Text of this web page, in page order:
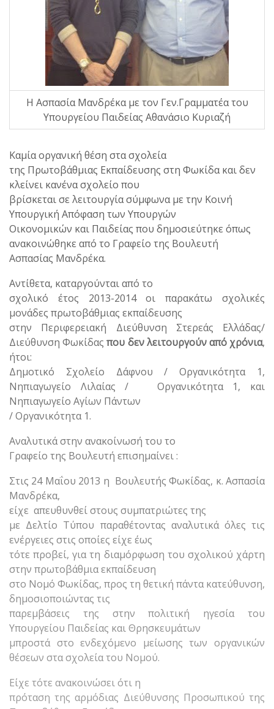
Η Ασπασία Μανδρέκα με τον Γεν.Γραμματέα του
Υπουργείου Παιδείας Αθανάσιο Κυριαζή
Καμία οργανική θέση στα σχολεία
της Πρωτοβάθμιας Εκπαίδευσης στη Φωκίδα και δεν
κλείνει κανένα σχολείο που
βρίσκεται σε λειτουργία σύμφωνα με την Κοινή
Υπουργική Απόφαση των Υπουργών
Οικονομικών και Παιδείας που δημοσιεύτηκε όπως
ανακοινώθηκε από το Γραφείο της Βουλευτή
Ασπασίας Μανδρέκα.
Αντίθετα, καταργούνται από το
σχολικό έτος 2013-2014 οι παρακάτω σχολικές
μονάδες πρωτοβάθμιας εκπαίδευσης
στην Περιφερειακή Διεύθυνση Στερεάς Ελλάδας/
Διεύθυνση Φωκίδαςπου δεν λειτουργούν από χρόνια,
ήτοι:
Δημοτικό Σχολείο Δάφνου / Οργανικότητα 1,
Νηπιαγωγείο Λιλαίας / Οργανικότητα 1, και
Νηπιαγωγείο Αγίων Πάντων
/ Οργανικότητα 1.
Αναλυτικά στην ανακοίνωσή του το
Γραφείο της Βουλευτή επισημαίνει :
Στις 24 Μαΐου 2013 η Βουλευτής Φωκίδας, κ. Ασπασία
Μανδρέκα,
είχε απευθυνθεί στους συμπατριώτες της
με Δελτίο Τύπου παραθέτοντας αναλυτικά όλες τις
ενέργειες στις οποίες είχε έως
τότε προβεί, για τη διαμόρφωση του σχολικού χάρτη
στην πρωτοβάθμια εκπαίδευση
στο Νομό Φωκίδας, προς τη θετική πάντα κατεύθυνση,
δημοσιοποιώντας τις
παρεμβάσεις της στην πολιτική ηγεσία του
Υπουργείου Παιδείας και Θρησκευμάτων
μπροστά στο ενδεχόμενο μείωσης των οργανικών
θέσεων στα σχολεία του Νομού.
Είχε τότε ανακοινώσει ότι η
πρόταση της αρμόδιας Διεύθυνσης Προσωπικού της